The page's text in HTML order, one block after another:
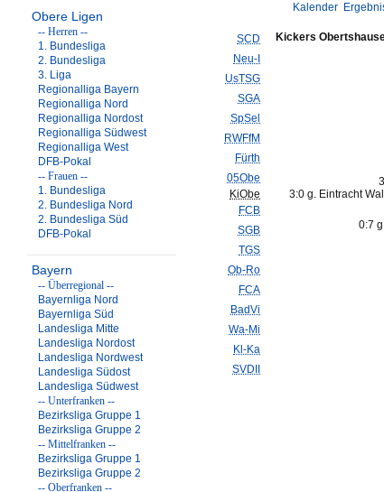
Obere Ligen
-- Herren --
1. Bundesliga
2. Bundesliga
3. Liga
Regionalliga Bayern
Regionalliga Nord
Regionalliga Nordost
Regionalliga Südwest
Regionalliga West
DFB-Pokal
-- Frauen --
1. Bundesliga
2. Bundesliga Nord
2. Bundesliga Süd
DFB-Pokal
Bayern
-- Überregional --
Bayernliga Nord
Bayernliga Süd
Landesliga Mitte
Landesliga Nordost
Landesliga Nordwest
Landesliga Südost
Landesliga Südwest
-- Unterfranken --
Bezirksliga Gruppe 1
Bezirksliga Gruppe 2
-- Mittelfranken --
Bezirksliga Gruppe 1
Bezirksliga Gruppe 2
-- Oberfranken --
Kalender
SCD
Neu-I
UsTSG
SGA
SpSel
RWFfM
Fürth
05Obe
KiObe
FCB
SGB
TGS
Ob-Ro
FCA
BadVi
Wa-Mi
Kl-Ka
SVDII
Kickers
3:0 g. Eintracht
0:7